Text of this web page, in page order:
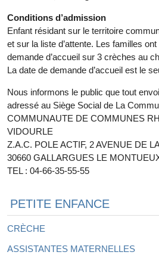
Conditions d’admission
Enfant résidant sur le territoire
et sur la liste d’attente. Les familles
demande d’accueil sur 3 crèches au
La date de demande d’accueil est le
Nous informons le public que tout
adressé au Siège Social de La
COMMUNAUTE DE COMMUNES
VIDOURLE
Z.A.C. POLE ACTIF, 2 AVENUE DE
30660 GALLARGUES LE
TEL : 04-66-35-55-55
PETITE ENFANCE
CRÈCHE
ASSISTANTES MATERNELLES